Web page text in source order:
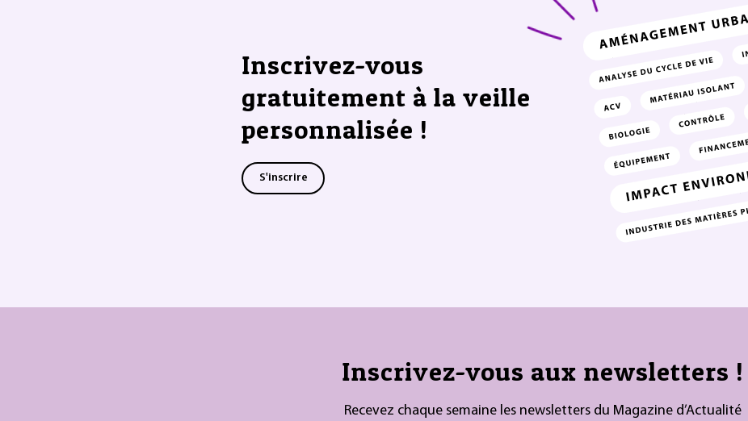
Inscrivez-vous
gratuitement à la veille
personnalisée !
S'inscrire
Inscrivez-vous aux newsletters !
Recevez chaque semaine les newsletters du Magazine d’Actualité